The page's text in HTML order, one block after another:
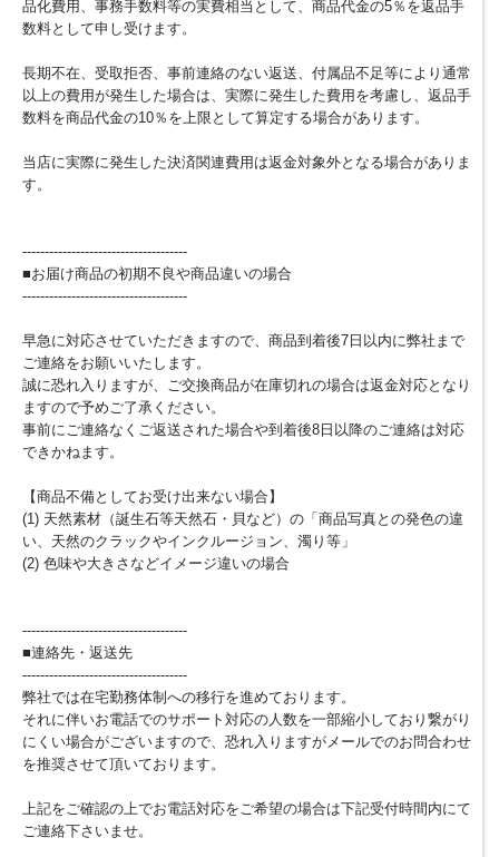
品化費用、事務手数料等の実費相当として、商品代金の5％を返品手
数料として申し受けます。
長期不在、受取拒否、事前連絡のない返送、付属品不足等により通常
以上の費用が発生した場合は、実際に発生した費用を考慮し、返品手
数料を商品代金の10％を上限として算定する場合があります。
当店に実際に発生した決済関連費用は返金対象外となる場合がありま
す。
-------------------------------------
■お届け商品の初期不良や商品違いの場合
-------------------------------------
早急に対応させていただきますので、商品到着後7日以内に弊社まで
ご連絡をお願いいたします。
誠に恐れ入りますが、ご交換商品が在庫切れの場合は返金対応となり
ますので予めご了承ください。
事前にご連絡なくご返送された場合や到着後8日以降のご連絡は対応
できかねます。
【商品不備としてお受け出来ない場合】
(1) 天然素材（誕生石等天然石・貝など）の「商品写真との発色の違
い、天然のクラックやインクルージョン、濁り等」
(2) 色味や大きさなどイメージ違いの場合
-------------------------------------
■連絡先・返送先
-------------------------------------
弊社では在宅勤務体制への移行を進めております。
それに伴いお電話でのサポート対応の人数を一部縮小しており繋がり
にくい場合がございますので、恐れ入りますがメールでのお問合わせ
を推奨させて頂いております。
上記をご確認の上でお電話対応をご希望の場合は下記受付時間内にて
ご連絡下さいませ。